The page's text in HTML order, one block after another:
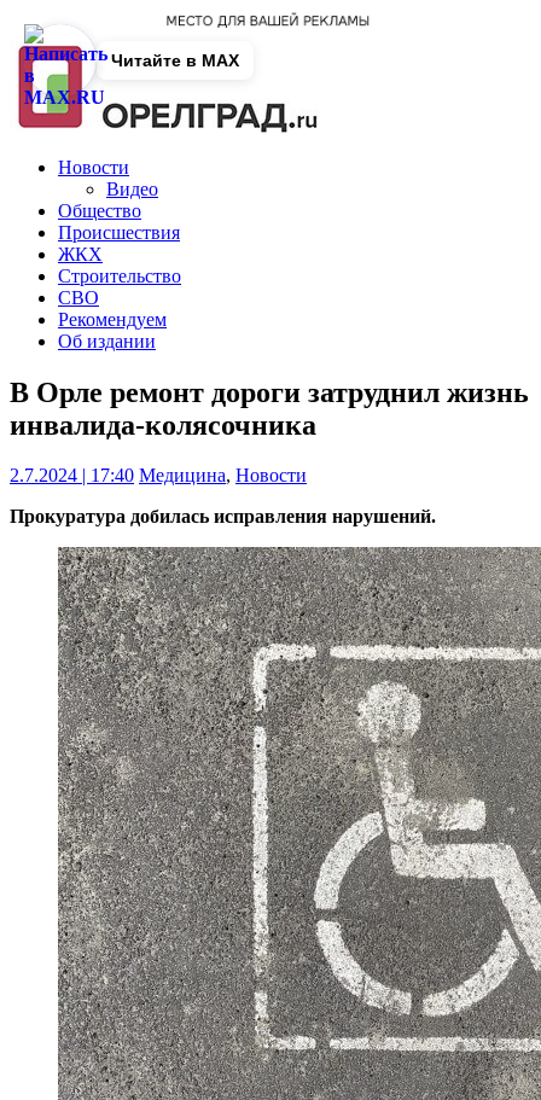
Новости
Видео
Общество
Происшествия
ЖКХ
Строительство
СВО
Рекомендуем
Об издании
В Орле ремонт дороги затруднил жизнь
инвалида-колясочника
2.7.2024 | 17:40 Медицина, Новости
Прокуратура добилась исправления нарушений.
Читайте в MAX